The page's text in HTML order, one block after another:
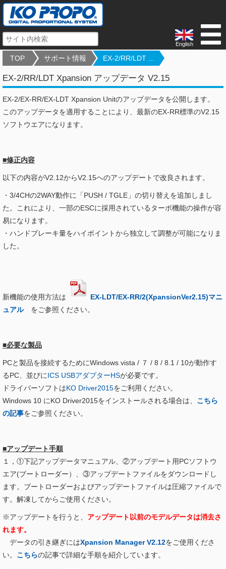
English
TOP サポート情報 EX-2/RR/LDT ...
EX-2/RR/LDT Xpansion アップデータ V2.15
EX-2/EX-RR/EX-LDT Xpansion Unitのアップデータを公開します。
このアップデータを適用することにより、最新のEX-RR標準のV2.15
ソフトウエアになります。
■修正内容
以下の内容がV2.12からV2.15へのアップデートで改良されます。
・3/4CHの2WAY動作に「PUSH / TGLE」の切り替えを追加しまし
た。これにより、一部のESCに採用されているターボ機能の操作が容
易になります。
・ハンドブレーキ量をハイポイントから独立して調整が可能になりま
した。
新機能の使用方法は
EX-LDT/EX-RR/2(XpansionVer2.15)マニ
ュアルをご参照ください。
■必要な製品
PCと製品を接続するためにWindows vista / ７ / 8 / 8.1 / 10が動作す
るPC、並びにICS USBアダプターHSが必要です。
ドライバーソフトはKO Driver2015をご利用ください。
Windows 10 にKO Driver2015をインストールされる場合は、 こちら
の記事をご参照ください。
■アップデート手順
１，①下記アップデータマニュアル、②アップデート用PCソフトウ
エア(ブートローダー）、③アップデートファイルをダウンロードし
ます。ブートローダーおよびアップデートファイルは圧縮ファイルで
す。解凍してからご使用ください。
※アップデートを行うと、 アップデート以前のモデルデータは消去さ
れます。
データの引き継ぎにはXpansion Manager V2.12をご使用くださ
い。 こちらの記事で詳細な手順を紹介しています。